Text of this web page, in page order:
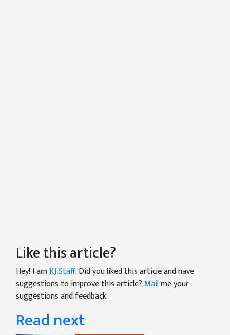
Like this article?
Hey! I amKJ Staff. Did you liked this article and have
suggestions to improve this article? Mailme your
suggestions and feedback.
Read next